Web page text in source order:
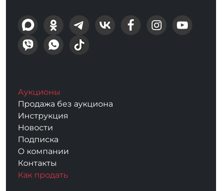
Аукционы
Продажа без аукциона
Инструкция
Новости
Подписка
О компании
Контакты
Как продать